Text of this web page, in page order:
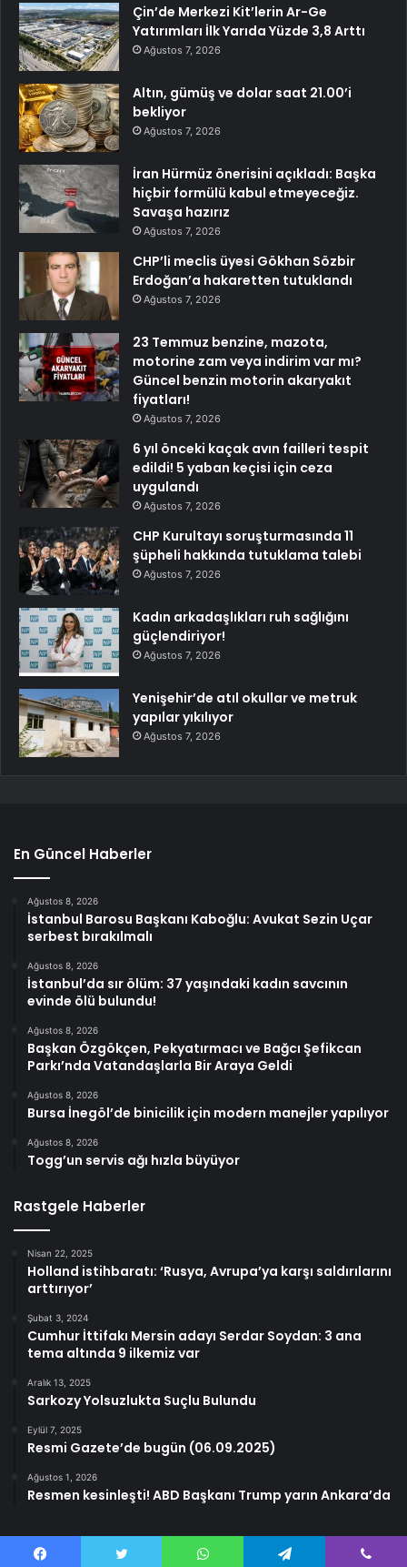
Çin’de Merkezi Kit’lerin Ar-Ge
Yatırımları İlk Yarıda Yüzde 3,8 Arttı
Ağustos 7, 2026
Altın, gümüş ve dolar saat 21.00’i
bekliyor
Ağustos 7, 2026
İran Hürmüz önerisini açıkladı: Başka
hiçbir formülü kabul etmeyeceğiz.
Savaşa hazırız
Ağustos 7, 2026
CHP’li meclis üyesi Gökhan Sözbir
Erdoğan’a hakaretten tutuklandı
Ağustos 7, 2026
23 Temmuz benzine, mazota,
motorine zam veya indirim var mı?
Güncel benzin motorin akaryakıt
fiyatları!
Ağustos 7, 2026
6 yıl önceki kaçak avın failleri tespit
edildi! 5 yaban keçisi için ceza
uygulandı
Ağustos 7, 2026
CHP Kurultayı soruşturmasında 11
şüpheli hakkında tutuklama talebi
Ağustos 7, 2026
Kadın arkadaşlıkları ruh sağlığını
güçlendiriyor!
Ağustos 7, 2026
Yenişehir’de atıl okullar ve metruk
yapılar yıkılıyor
Ağustos 7, 2026
En Güncel Haberler
Ağustos 8, 2026
İstanbul Barosu Başkanı Kaboğlu: Avukat Sezin Uçar
serbest bırakılmalı
Ağustos 8, 2026
İstanbul’da sır ölüm: 37 yaşındaki kadın savcının
evinde ölü bulundu!
Ağustos 8, 2026
Başkan Özgökçen, Pekyatırmacı ve Bağcı Şefikcan
Parkı’nda Vatandaşlarla Bir Araya Geldi
Ağustos 8, 2026
Bursa İnegöl’de binicilik için modern manejler yapılıyor
Ağustos 8, 2026
Togg’un servis ağı hızla büyüyor
Rastgele Haberler
Nisan 22, 2025
Holland istihbaratı: ‘Rusya, Avrupa’ya karşı saldırılarını
arttırıyor’
Şubat 3, 2024
Cumhur İttifakı Mersin adayı Serdar Soydan: 3 ana
tema altında 9 ilkemiz var
Aralık 13, 2025
Sarkozy Yolsuzlukta Suçlu Bulundu
Eylül 7, 2025
Resmi Gazete’de bugün (06.09.2025)
Ağustos 1, 2026
Resmen kesinleşti! ABD Başkanı Trump yarın Ankara’da